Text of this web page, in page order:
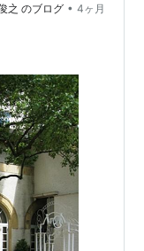
之 のブログ • 4ヶ月